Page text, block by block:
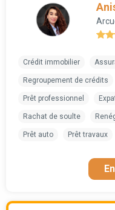
Crédit immobilier
Regroupement de crédits
Prêt professionnel
Rachat de soulte
Prêt auto Prêt travaux